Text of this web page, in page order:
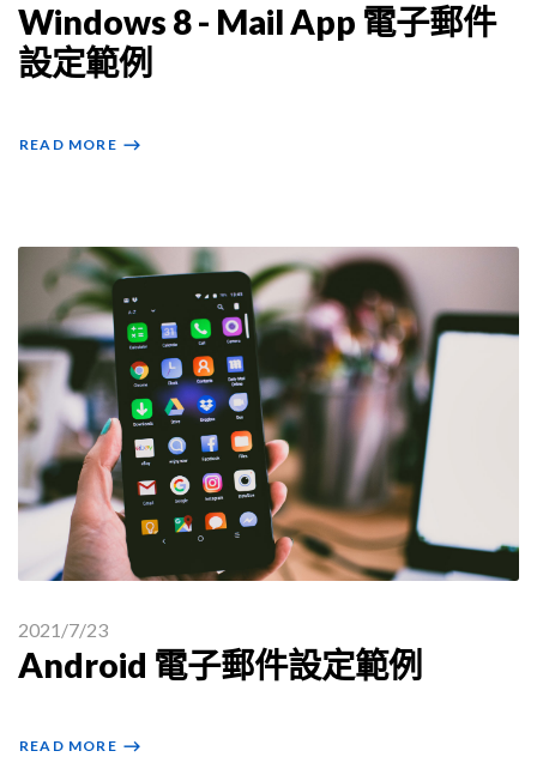
Windows 8 - Mail App 電子郵件
設定範例
READ MORE ⟶
2021/7/23
Android 電子郵件設定範例
READ MORE ⟶